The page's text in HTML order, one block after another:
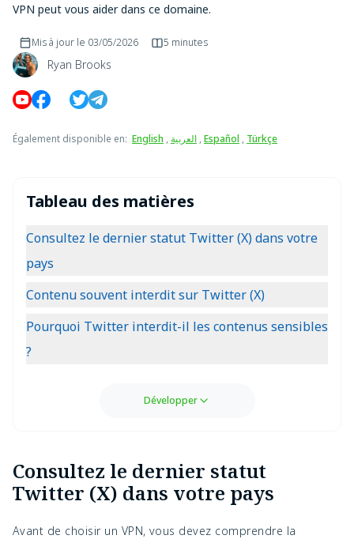
VPN peut vous aider dans ce domaine.
Ryan Brooks
Mis à jour le 03/05/2026 5 minutes
Également disponible en: English , العربية ,Español , Türkçe
Tableau des matières
Consultez le dernier statut Twitter (X) dans votre
pays
Contenu souvent interdit sur Twitter (X)
Pourquoi Twitter interdit-il les contenus sensibles
?
Développer
Consultez le dernier statut
Twitter (X) dans votre pays
Avant de choisir un VPN, vous devez comprendre la